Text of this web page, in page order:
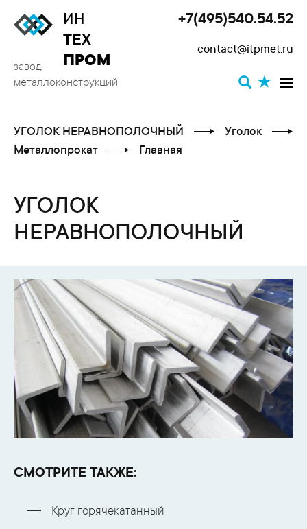
ИН
ТЕХ
ПРОМ
завод
металлоконструкций
+7(495)540.54.52
contact@itpmet.ru
УГОЛОК НЕРАВНОПОЛОЧНЫЙ
Уголок
Металлопрокат
Главная
УГОЛОК
НЕРАВНОПОЛОЧНЫЙ
СМОТРИТЕ ТАКЖЕ:
Круг горячекатанный